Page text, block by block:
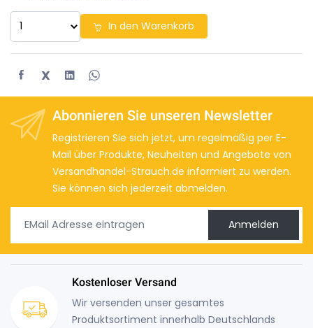
In den Warenkorb
X
Abonnieren Sie unseren Newsletter
Registrieren Sie sich jetzt, um regelmäßig per E-
Mail über Produkte, Neuheiten und Angebote von
Versandhandel-Strauch.de informiert zu werden.
Sie können sich jederzeit abmelden.
Anmelden
Kostenloser Versand
Wir versenden unser gesamtes
Produktsortiment innerhalb Deutschlands